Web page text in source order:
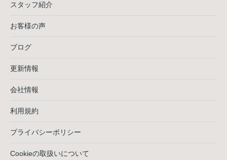
スタッフ紹介
お客様の声
ブログ
更新情報
会社情報
利用規約
プライバシーポリシー
Cookieの取扱いについて